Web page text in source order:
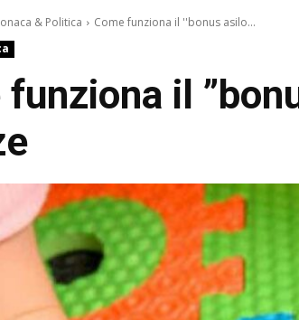
& Politica
Come funziona il ''bonus asilo...
funziona il